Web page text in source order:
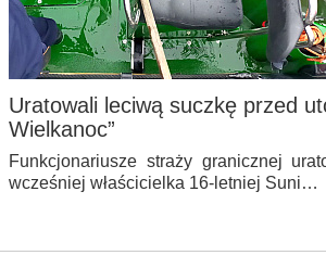
Uratowali leciwą suczkę przed
Wielkanoc”
Funkcjonariusze straży granicznej
wcześniej właścicielka 16-letniej Suni…